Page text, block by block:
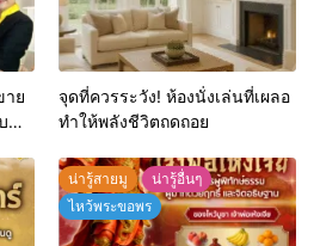
าย
จุดที่ควรระวัง! ห้องนั่งเล่นที่เผลอ
ทำให้พลังชีวิตถดถอย
น่ารู้สายมู
น่ารู้อื่นๆ
ไหว้พระขอพร